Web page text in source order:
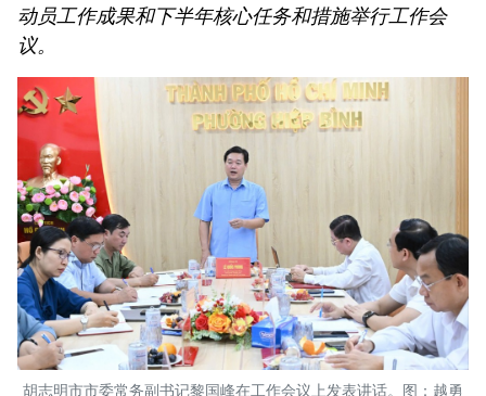
动员工作成果和下半年核心任务和措施举行工作会
议。
胡志明市市委常务副书记黎国峰在工作会议上发表讲话。图：越勇